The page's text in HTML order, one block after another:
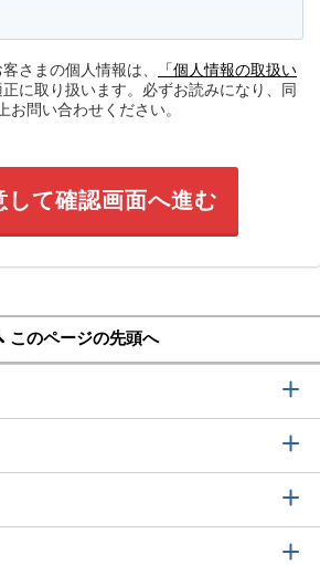
さまの個人情報は、
「個人情報の取扱い
に取り扱います。必ずお読みになり、同
お問い合わせください。
して確認画面へ進む
このページの先頭へ